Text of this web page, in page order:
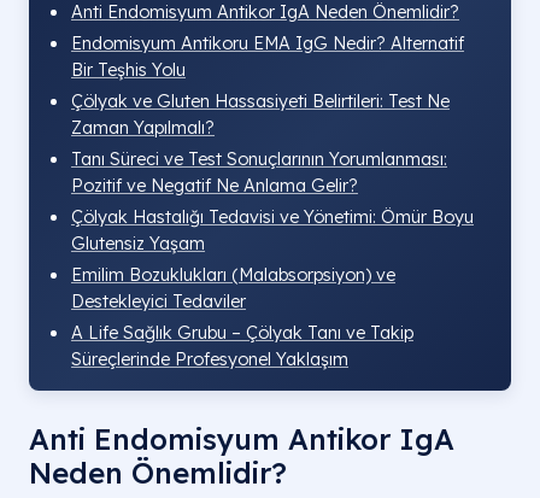
Anti Endomisyum Antikor IgA Neden Önemlidir?
Endomisyum Antikoru EMA IgG Nedir? Alternatif
Bir Teşhis Yolu
Çölyak ve Gluten Hassasiyeti Belirtileri: Test Ne
Zaman Yapılmalı?
Tanı Süreci ve Test Sonuçlarının Yorumlanması:
Pozitif ve Negatif Ne Anlama Gelir?
Çölyak Hastalığı Tedavisi ve Yönetimi: Ömür Boyu
Glutensiz Yaşam
Emilim Bozuklukları (Malabsorpsiyon) ve
Destekleyici Tedaviler
A Life Sağlık Grubu – Çölyak Tanı ve Takip
Süreçlerinde Profesyonel Yaklaşım
Anti Endomisyum Antikor IgA
Neden Önemlidir?